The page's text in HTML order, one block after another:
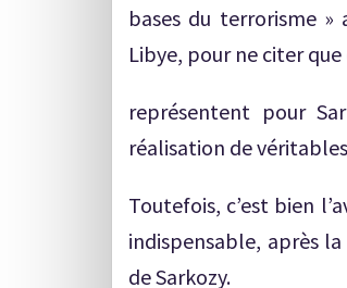
bases du terrorisme »
Libye, pour ne citer
représentent pour
réalisation de
Toutefois, c’est bien
indispensable, après
de Sarkozy.